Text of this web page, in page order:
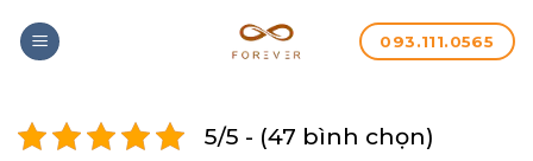
093.111.0565
5/5 - (47 bình chọn)